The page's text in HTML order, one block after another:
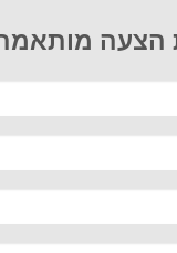
הצעה